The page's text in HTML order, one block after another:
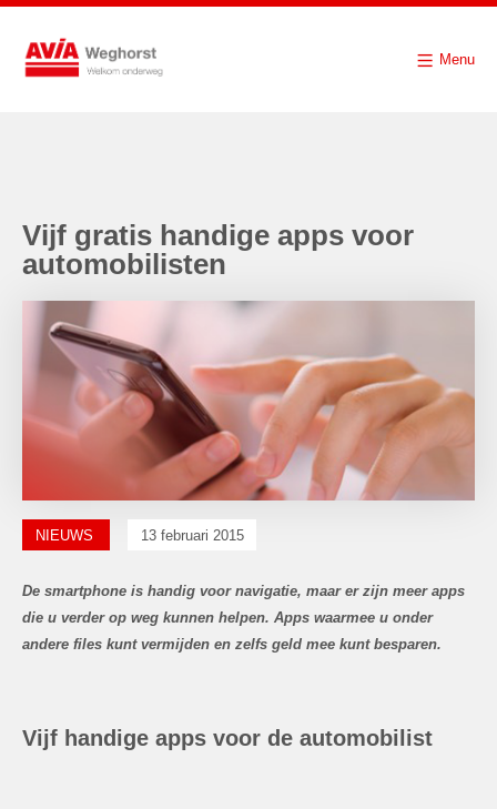
Menu
Vijf gratis handige apps voor
automobilisten
NIEUWS 13 februari 2015
De smartphone is handig voor navigatie, maar er zijn meer apps
die u verder op weg kunnen helpen. Apps waarmee u onder
andere files kunt vermijden en zelfs geld mee kunt besparen.
Vijf handige apps voor de automobilist